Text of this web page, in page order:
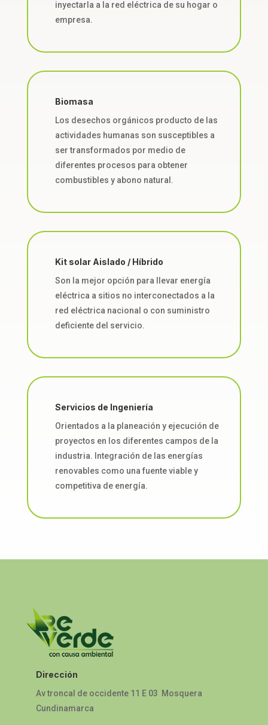
inyectarla a la red eléctrica de su hogar o
empresa.
Biomasa
Los desechos orgánicos producto de las
actividades humanas son susceptibles a
ser transformados por medio de
diferentes procesos para obtener
combustibles y abono natural.
Kit solar Aislado / Híbrido
Son la mejor opción para llevar energía
eléctrica a sitios no interconectados a la
red eléctrica nacional o con suministro
deficiente del servicio.
Servicios de Ingeniería
Orientados a la planeación y ejecución de
proyectos en los diferentes campos de la
industria. Integración de las energías
renovables como una fuente viable y
competitiva de energía.
Dirección
Av troncal de occidente 11 E 03 Mosquera
Cundinamarca